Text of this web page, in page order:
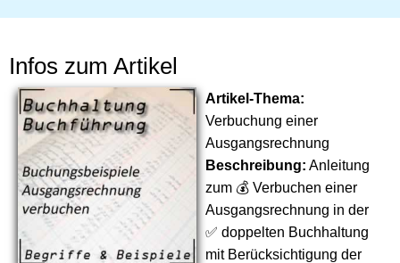
Infos zum Artikel
Artikel-Thema:
Verbuchung einer
Ausgangsrechnung
Beschreibung: Anleitung
zum 💰 Verbuchen einer
Ausgangsrechnung in der
✅ doppelten Buchhaltung
mit Berücksichtigung der